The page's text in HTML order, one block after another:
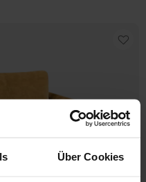
Über Cookies